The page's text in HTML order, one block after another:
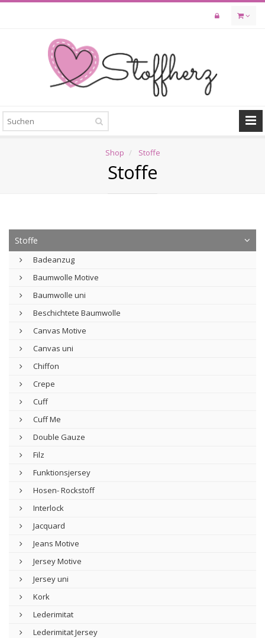
Skip
Shop Stoffe
Stoffe
Stoffe
Badeanzug
Baumwolle Motive
Baumwolle uni
Beschichtete Baumwolle
Canvas Motive
Canvas uni
Chiffon
Crepe
Cuff
Cuff Me
Double Gauze
Filz
Funktionsjersey
Hosen- Rockstoff
Interlock
Jacquard
Jeans Motive
Jersey Motive
Jersey uni
Kork
Lederimitat
Lederimitat Jersey